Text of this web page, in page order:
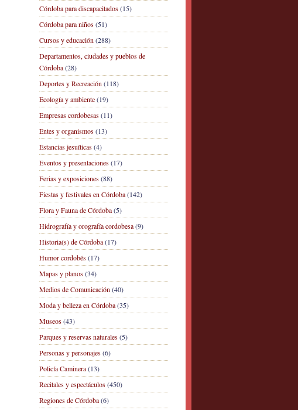
Córdoba para discapacitados(15)
Córdoba para niños(51)
Cursos y educación (288)
Departamentos, ciudades y pueblos de
Córdoba(28)
Deportes y Recreación (118)
Ecología y ambiente(19)
Empresas cordobesas(11)
Entes y organismos(13)
Estancias jesuíticas(4)
Eventos y presentaciones(17)
Ferias y exposiciones(88)
Fiestas y festivales en Córdoba(142)
Flora y Fauna de Córdoba(5)
Hidrografía y orografía cordobesa(9)
Historia(s) de Córdoba(17)
Humor cordobés(17)
Mapas y planos(34)
Medios de Comunicación (40)
Moda y belleza en Córdoba(35)
Museos(43)
Parques y reservas naturales(5)
Personas y personajes(6)
Policía Caminera(13)
Recitales y espectáculos(450)
Regiones de Córdoba(6)